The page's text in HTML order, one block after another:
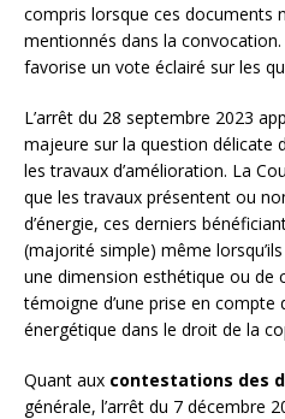
compris lorsque ces documents
mentionnés dans la
favorise un vote éclairé sur les
L’arrêt du 28 septembre 2023
majeure sur la question délicate
les travaux d’amélioration. La
que les travaux présentent ou
d’énergie, ces derniers
(majorité simple) même
une dimension esthétique ou de
témoigne d’une prise en
énergétique dans le droit de la
Quant aux contestations des
générale, l’arrêt du 7 décembre